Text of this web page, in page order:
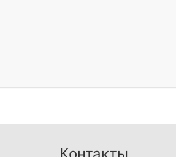
Контакты